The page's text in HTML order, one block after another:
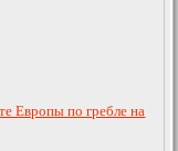
Европы по гребле на